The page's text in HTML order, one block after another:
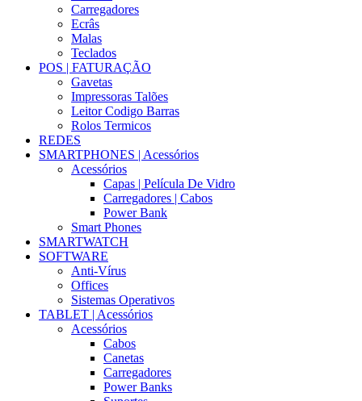
Carregadores
Ecrâs
Malas
Teclados
POS | FATURAÇÃO
Gavetas
Impressoras Talões
Leitor Codigo Barras
Rolos Termicos
REDES
SMARTPHONES | Acessórios
Acessórios
Capas | Película De Vidro
Carregadores | Cabos
Power Bank
Smart Phones
SMARTWATCH
SOFTWARE
Anti-Vírus
Offices
Sistemas Operativos
TABLET | Acessórios
Acessórios
Cabos
Canetas
Carregadores
Power Banks